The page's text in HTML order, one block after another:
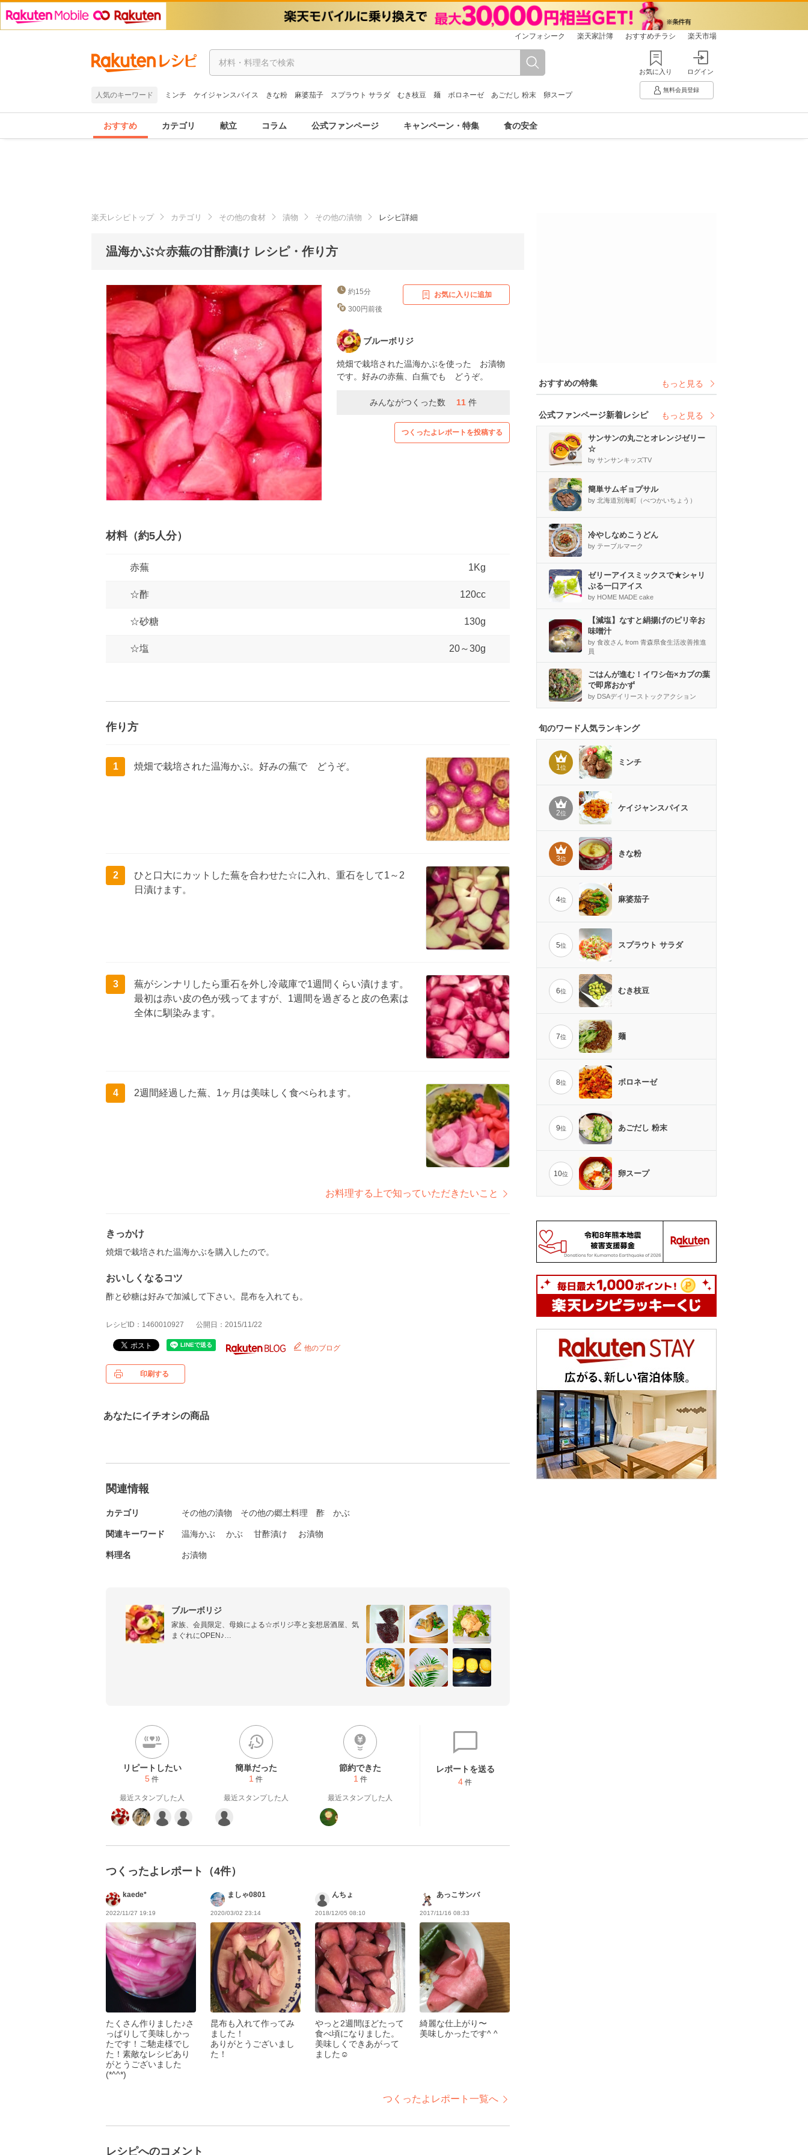
インフォシーク 楽天家計簿 おすすめチラシ 楽天市場
人気のキーワード ミンチ ケイジャンスパイス きな粉 麻婆茄子 スプラウト サラダ むき枝豆 麺 ボロネーゼ あごだし 粉末 卵スープ
お気に入り ログイン
無料会員登録
おすすめ カテゴリ 献立 コラム 公式ファンページ キャンペーン・特集 食の安全
楽天レシピトップ カテゴリ その他の食材 漬物 その他の漬物 レシピ詳細
温海かぶ☆赤蕪の甘酢漬け レシピ・作り方
約15分
300円前後
お気に入りに追加
ブルーボリジ
焼畑で栽培された温海かぶを使った お漬物
です。好みの赤蕪、白蕪でも どうぞ。
みんながつくった数 11 件
つくったよレポートを投稿する
材料（約5人分）
赤蕪 1Kg
☆酢 120cc
☆砂糖 130g
☆塩 20～30g
作り方
1 焼畑で栽培された温海かぶ。好みの蕪で どうぞ。
2
ひと口大にカットした蕪を合わせた☆に入れ、重石をして1～2
日漬けます。
3
蕪がシンナリしたら重石を外し冷蔵庫で1週間くらい漬けます。
最初は赤い皮の色が残ってますが、1週間を過ぎると皮の色素は
全体に馴染みます。
4 2週間経過した蕪、1ヶ月は美味しく食べられます。
お料理する上で知っていただきたいこと
きっかけ
焼畑で栽培された温海かぶを購入したので。
おいしくなるコツ
酢と砂糖は好みで加減して下さい。昆布を入れても。
レシピID：1460010927 公開日：2015/11/22
他のブログ
印刷する
あなたにイチオシの商品
関連情報
カテゴリ その他の漬物 その他の郷土料理 酢 かぶ
関連キーワード 温海かぶ かぶ 甘酢漬け お漬物
料理名 お漬物
ブルーボリジ
家族、会員限定、母娘による☆ボリジ亭と妄想居酒屋、気
まぐれにOPEN♪
リピートしたい
5 件
最近スタンプした人
簡単だった
1 件
最近スタンプした人
節約できた
1 件
最近スタンプした人
レポートを送る
4 件
つくったよレポート（4件）
kaede*
2022/11/27 19:19
たくさん作りました♪さ
っぱりして美味しかっ
たです！ご馳走様でし
た！素敵なレシピあり
がとうございました
(*^^*)
ましゃ0801
2020/03/02 23:14
昆布も入れて作ってみ
ました！
ありがとうございまし
た！
んちょ
2018/12/05 08:10
やっと2週間ほどたって
食べ頃になりました。
美味しくできあがって
ました☺︎
あっこサンバ
2017/11/16 08:33
綺麗な仕上がり〜
美味しかったです^ ^
つくったよレポート一覧へ
レシピへのコメント
おすすめの特集 もっと見る
公式ファンページ新着レシピ もっと見る
サンサンの丸ごとオレンジゼリー
☆
by サンサンキッズTV
簡単サムギョプサル
by 北海道別海町（べつかいちょう）
冷やしなめこうどん
by テーブルマーク
ゼリーアイスミックスで★シャリ
ぷる一口アイス
by HOME MADE cake
【減塩】なすと絹揚げのピリ辛お
味噌汁
by 食改さん from 青森県食生活改善推進
員
ごはんが進む！イワシ缶×カブの葉
で即席おかず
by DSAデイリーストックアクション
旬のワード人気ランキング
1位
ミンチ
2位
ケイジャンスパイス
3位
きな粉
4位 麻婆茄子
5位 スプラウト サラダ
6位 むき枝豆
7位 麺
8位 ボロネーゼ
9位 あごだし 粉末
10位 卵スープ